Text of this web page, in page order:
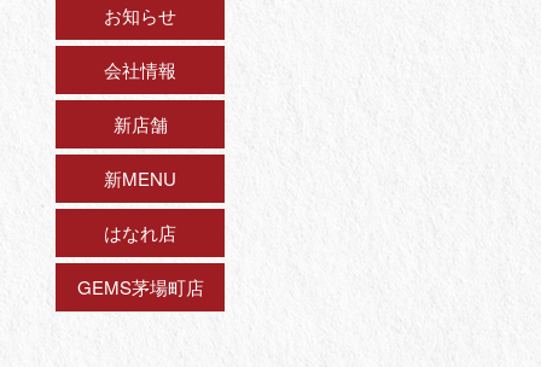
お知らせ
会社情報
新店舗
新MENU
はなれ店
GEMS茅場町店